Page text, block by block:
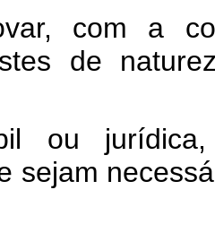
com a
de
ou
sejam